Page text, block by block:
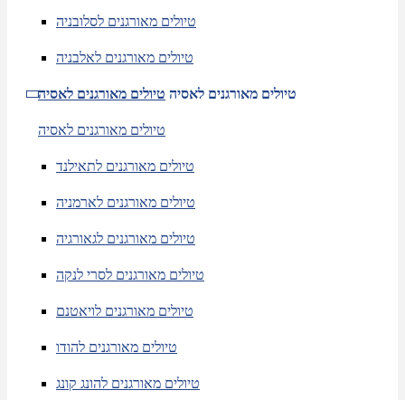
טיולים מאורגנים לסלובניה
טיולים מאורגנים לאלבניה
טיולים מאורגנים לאסיה טיולים מאורגנים לאסיה
טיולים מאורגנים לאסיה
טיולים מאורגנים לתאילנד
טיולים מאורגנים לארמניה
טיולים מאורגנים לגאורגיה
טיולים מאורגנים לסרי לנקה
טיולים מאורגנים לויאטנם
טיולים מאורגנים להודו
טיולים מאורגנים להונג קונג